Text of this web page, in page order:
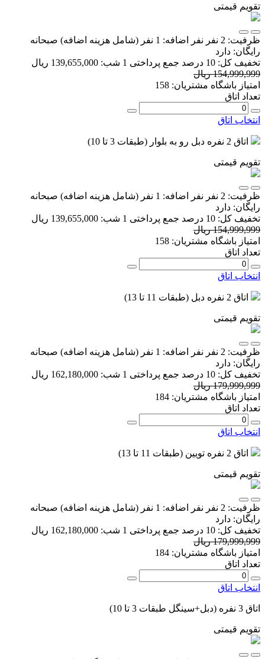
تقویم قیمتی
ظرفیت: 2 نفر نفر اضافه: 1 نفر (شامل هزینه اضافه) صبحانه
رایگان: دارد
تخفیف کل: 10 درصد جمع پرداختی 1 شب:
139,655,000 ریال
154,999,999 ریال
امتیاز باشگاه مشتریان: 158
تعداد اتاق
انتخاب اتاق
اتاق 2 نفره دبل رو به بلوار (طبقات 3 تا 10)
تقویم قیمتی
ظرفیت: 2 نفر نفر اضافه: 1 نفر (شامل هزینه اضافه) صبحانه
رایگان: دارد
تخفیف کل: 10 درصد جمع پرداختی 1 شب:
139,655,000 ریال
154,999,999 ریال
امتیاز باشگاه مشتریان: 158
تعداد اتاق
انتخاب اتاق
اتاق 2 نفره دبل (طبقات 11 تا 13)
تقویم قیمتی
ظرفیت: 2 نفر نفر اضافه: 1 نفر (شامل هزینه اضافه) صبحانه
رایگان: دارد
تخفیف کل: 10 درصد جمع پرداختی 1 شب:
162,180,000 ریال
179,999,999 ریال
امتیاز باشگاه مشتریان: 184
تعداد اتاق
انتخاب اتاق
اتاق 2 نفره تویین (طبقات 11 تا 13)
تقویم قیمتی
ظرفیت: 2 نفر نفر اضافه: 1 نفر (شامل هزینه اضافه) صبحانه
رایگان: دارد
تخفیف کل: 10 درصد جمع پرداختی 1 شب:
162,180,000 ریال
179,999,999 ریال
امتیاز باشگاه مشتریان: 184
تعداد اتاق
انتخاب اتاق
اتاق 3 نفره (دبل+سینگل طبقات 3 تا 10)
تقویم قیمتی